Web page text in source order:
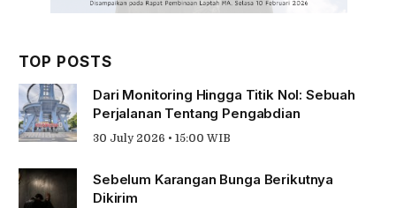
TOP POSTS
Dari Monitoring Hingga Titik Nol: Sebuah
Perjalanan Tentang Pengabdian
30 July 2026 • 15:00 WIB
Sebelum Karangan Bunga Berikutnya
Dikirim